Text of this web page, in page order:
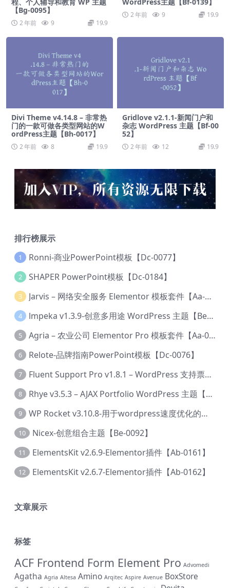
【Bg-0095】
2 年前 9 19.9
2 年前 9 19.9
Divi Theme v4.14.8 – 非常热
门的一款可做各类型网站的W
ordPress主题【Bh-0017】
2 年前 8 19.9
Gridlove v2.1.1-新闻门户和
杂志 WordPress 主题【Bf-00
52】
2 年前 12 19.9
排行榜展示
1 Ronni-商业PowerPoint模板【Dc-0077】
2 SHAPER PowerPoint模板【Dc-0184】
3 Jarvis – 网络安全服务 Elementor 模板套件【Aa-0035】
4 lmpeka v1.3.9-创意多用途 WordPress 主题【Be-0064】
5 Agria – 农业公司 Elementor Pro 模板套件【Aa-0003】
6 Relote-品牌指南PowerPoint模板【Dc-0076】
7 Fluent Support Pro v1.8.1 – WordPress 支持票务系统【Cc-0041】
8 Rhye v3.5.3 – AJAX Portfolio WordPress 主题【Bi-0049】
9 WP Rocket v3.10.8-用于wordpress速度优化的缓存加速插件【Cd-0019】
10 Nicex-创意组合主题【Be-0092】
11 ElementsKit v2.6.9-Elementor插件【Ab-0161】
12 ElementsKit v2.6.7-Elementor插件【Ab-0162】
文章展示
标签
ACF Frontend Form Element Pro Advomedi
Agatha Agria Altesa Amino Arqitec Aspire Avenue BoxStore